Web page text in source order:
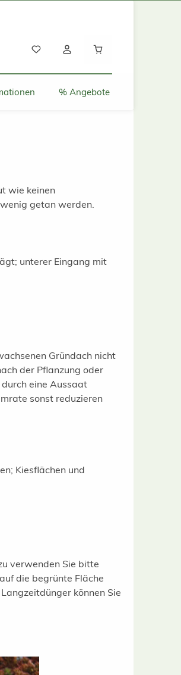
% Angebote
wie keinen
getan werden.
Gründach nicht
der Pflanzung oder
eine Aussaat
sonst reduzieren
verwenden Sie bitte
die begrünte Fläche
können Sie